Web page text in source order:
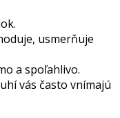
usmerňuje
a spoľahlivo.
vás často vnímajú